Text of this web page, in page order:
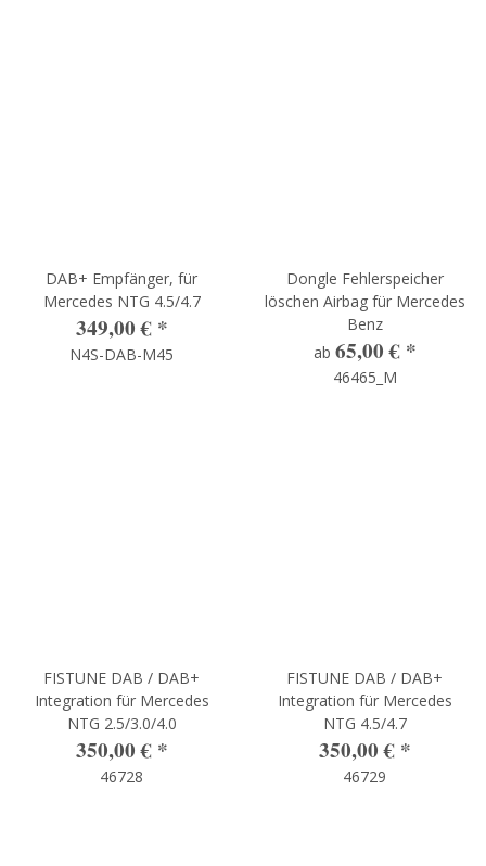
DAB+ Empfänger, für
Mercedes NTG 4.5/4.7
349,00 € *
N4S-DAB-M45
Dongle Fehlerspeicher
löschen Airbag für Mercedes
Benz
ab 65,00 € *
46465_M
FISTUNE DAB / DAB+
Integration für Mercedes
NTG 2.5/3.0/4.0
350,00 € *
46728
FISTUNE DAB / DAB+
Integration für Mercedes
NTG 4.5/4.7
350,00 € *
46729